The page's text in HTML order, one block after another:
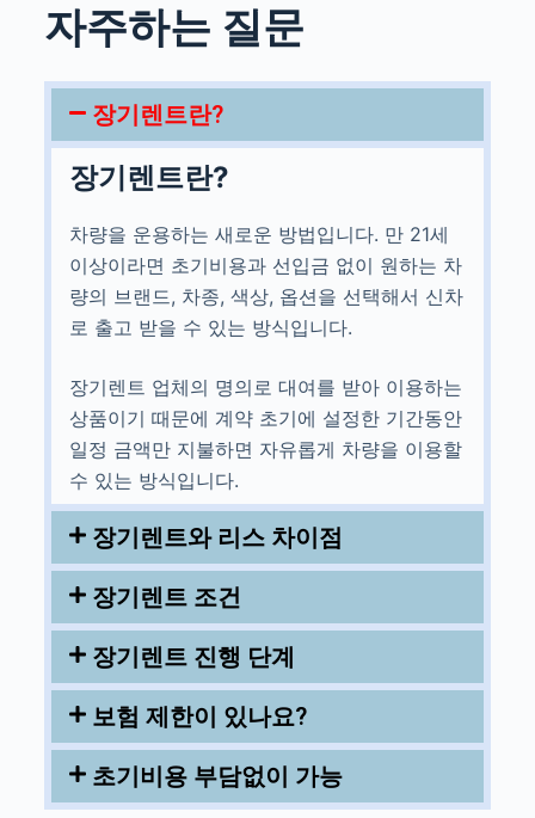
자주하는 질문
장기렌트란?
장기렌트란?
차량을 운용하는 새로운 방법입니다. 만 21세
이상이라면 초기비용과 선입금 없이 원하는 차
량의 브랜드, 차종, 색상, 옵션을 선택해서 신차
로 출고 받을 수 있는 방식입니다.
장기렌트 업체의 명의로 대여를 받아 이용하는
상품이기 때문에 계약 초기에 설정한 기간동안
일정 금액만 지불하면 자유롭게 차량을 이용할
수 있는 방식입니다.
장기렌트와 리스 차이점
장기렌트 조건
장기렌트 진행 단계
보험 제한이 있나요?
초기비용 부담없이 가능